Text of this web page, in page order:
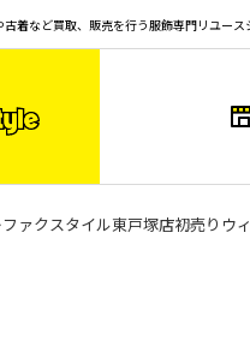
着など買取、販売を行う服飾専門リユース
ファクスタイル東戸塚店初売りウ